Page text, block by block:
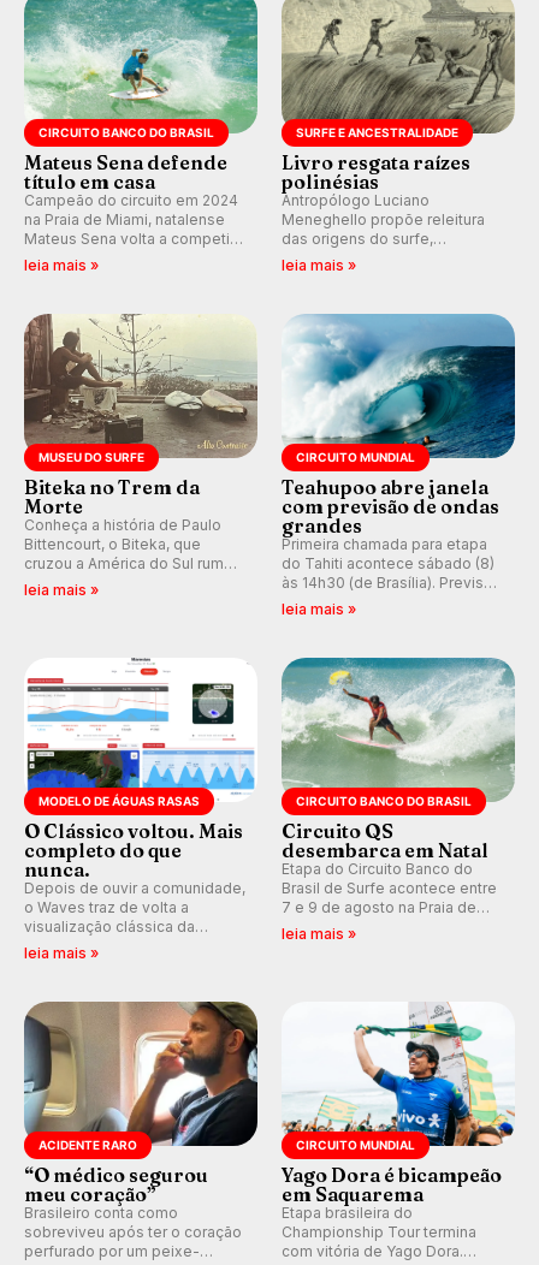
CIRCUITO BANCO DO BRASIL
Mateus Sena defende
título em casa
Campeão do circuito em 2024
na Praia de Miami, natalense
Mateus Sena volta a competir
em casa em busca de manter a
leia mais »
SURFE E ANCESTRALIDADE
Livro resgata raízes
polinésias
Antropólogo Luciano
Meneghello propõe releitura
das origens do surfe,
resgatando a cultura polinésia
prática em esporte e indústria.
leia mais »
MUSEU DO SURFE
Biteka no Trem da
Morte
Conheça a história de Paulo
Bittencourt, o Biteka, que
cruzou a América do Sul rumo
ao Pacífico em uma jornada
leia mais »
CIRCUITO MUNDIAL
Teahupoo abre janela
com previsão de ondas
grandes
Primeira chamada para etapa
do Tahiti acontece sábado (8)
às 14h30 (de Brasília). Previsão
indica swell consistente.
Kelly Slater convidado.
leia mais »
MODELO DE ÁGUAS RASAS
O Clássico voltou. Mais
completo do que
nunca.
Depois de ouvir a comunidade,
o Waves traz de volta a
visualização clássica da
previsão de águas rasas,
ondas para até 16 dias.
leia mais »
CIRCUITO BANCO DO BRASIL
Circuito QS
desembarca em Natal
Etapa do Circuito Banco do
Brasil de Surfe acontece entre
7 e 9 de agosto na Praia de
Miami (RN), em disputas
leia mais »
ACIDENTE RARO
“O médico segurou
meu coração”
Brasileiro conta como
sobreviveu após ter o coração
perfurado por um peixe-
CIRCUITO MUNDIAL
Yago Dora é bicampeão
em Saquarema
Etapa brasileira do
Championship Tour termina
com vitória de Yago Dora.